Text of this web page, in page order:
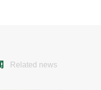
Related news